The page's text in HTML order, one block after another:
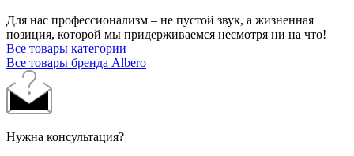
Для нас профессионализм – не пустой звук, а жизненная
позиция, которой мы придерживаемся несмотря ни на что!
Все товары категории
Все товары бренда Albero
Нужна консультация?